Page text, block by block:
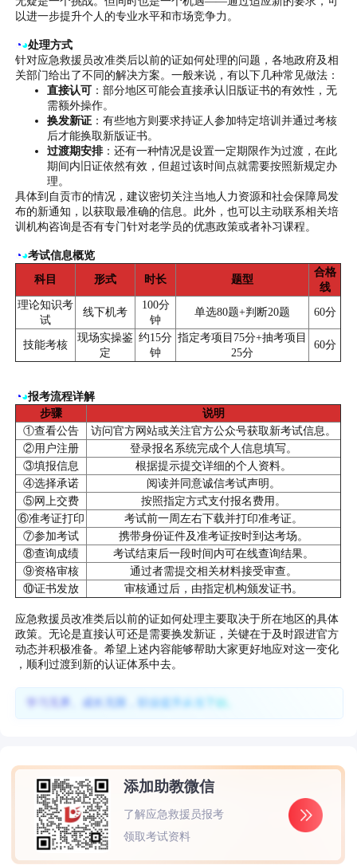
以进一步提升个人的专业水平和市场竞争力。
◔◕处理方式
针对应急救援员改准类后以前的证如何处理的问题，各地政府及相
关部门给出了不同的解决方案。一般来说，有以下几种常见做法：
直接认可 ：部分地区可能会直接承认旧版证书的有效性，无
需额外操作。
换发新证 ：有些地方则要求持证人参加特定培训并通过考核
后才能换取新版证书。
过渡期安排：还有一种情况是设置一定期限作为过渡，在此
期间内旧证依然有效，但超过该时间点就需要按照新规定办
理。
具体到自贡市的情况，建议密切关注当地人力资源和社会保障局发
布的新通知，以获取最准确的信息。此外，也可以主动联系相关培
训机构咨询是否有专门针对老学员的优惠政策或者补习课程。
◔◕考试信息概览
科目
形式 时长 题型
合格
线
理论知识考
试
线下机考
100分
钟
单选80题+判断20题 60分
技能考核
现场实操鉴
定
约15分
钟
指定考项目75分+抽考项目
25分
60分
◔◕报考流程详解
步骤
说明
①查看公告
访问官方网站或关注官方公众号获取新考试信息。
②用户注册
登录报名系统完成个人信息填写。
③填报信息
根据提示提交详细的个人资料。
④选择承诺
阅读并同意诚信考试声明。
⑤网上交费
按照指定方式支付报名费用。
⑥准考证打印
考试前一周左右下载并打印准考证。
⑦参加考试
携带身份证件及准考证按时到达考场。
⑧查询成绩
考试结束后一段时间内可在线查询结果。
⑨资格审核
通过者需提交相关材料接受审查。
⑩证书发放
审核通过后，由指定机构颁发证书。
应急救援员改准类后以前的证如何处理主要取决于所在地区的具体
政策。无论是直接认可还是需要换发新证，关键在于及时跟进官方
动态并积极准备。希望上述内容能够帮助大家更好地应对这一变化
，顺利过渡到新的认证体系中去。
学习无界、成长无限，职业提升从当下始。
添加助教微信
了解应急救援员报考
领取考试资料